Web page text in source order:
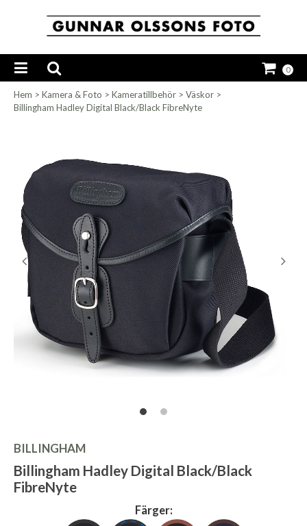
0
Hem > Kamera & Foto > Kameratillbehör > Väskor >
Billingham Hadley Digital Black/Black FibreNyte
BILLINGHAM
Billingham Hadley Digital Black/Black
FibreNyte
Färger: